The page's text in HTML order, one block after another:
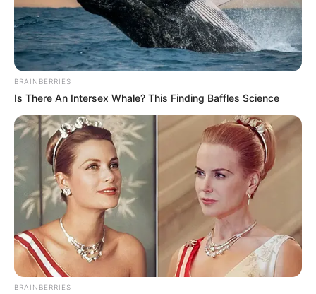
BRAINBERRIES
Is There An Intersex Whale? This Finding Baffles Science
BRAINBERRIES